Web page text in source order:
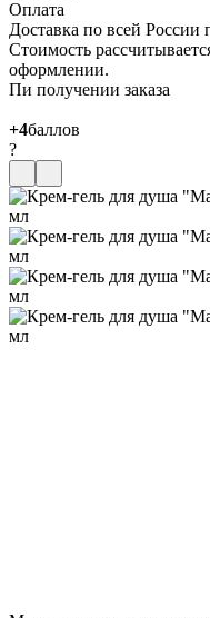
Оплата
Доставка по всей России
Стоимость
оформлении.
Пи получении заказа
+4баллов
?